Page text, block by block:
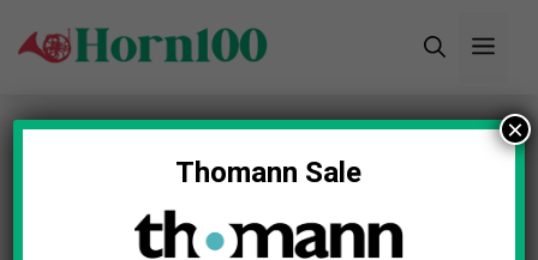
Inhalt
Startseite»Blog»Ersatzteile für Hörner Test: Die
5 besten (Bestenliste)Thomann Sale
×